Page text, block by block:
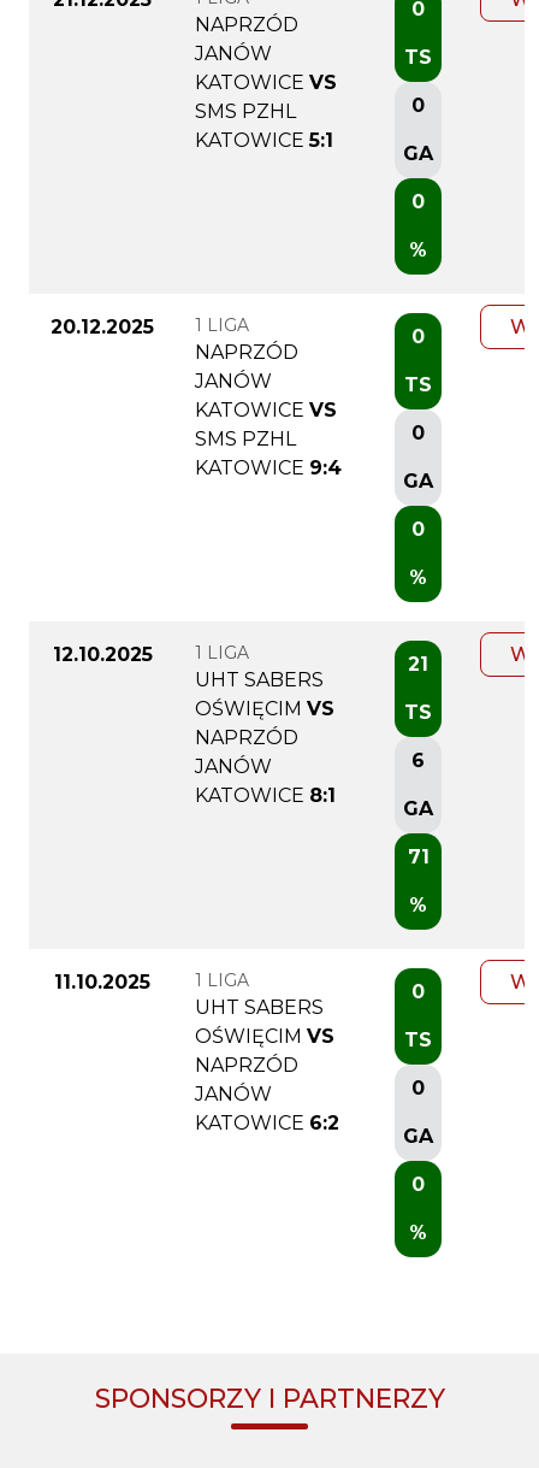
NAPRZÓD
JANÓW
KATOWICE VS
SMS PZHL
KATOWICE 5:1
0
TS
0
GA
0
%
20.12.2025 1 LIGA
NAPRZÓD
JANÓW
KATOWICE VS
SMS PZHL
KATOWICE 9:4
0
TS
0
GA
0
%
12.10.2025 1 LIGA
UHT SABERS
OŚWIĘCIM VS
NAPRZÓD
JANÓW
KATOWICE 8:1
21
TS
6
GA
71
%
11.10.2025 1 LIGA
UHT SABERS
OŚWIĘCIM VS
NAPRZÓD
JANÓW
KATOWICE 6:2
0
TS
0
GA
0
%
SPONSORZY I PARTNERZY